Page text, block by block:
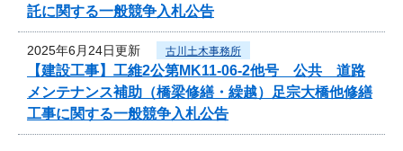
託に関する一般競争入札公告
2025年6月24日更新 古川土木事務所
【建設工事】工維2公第MK11-06-2他号 公共 道路
メンテナンス補助（橋梁修繕・繰越）足宗大橋他修繕
工事に関する一般競争入札公告